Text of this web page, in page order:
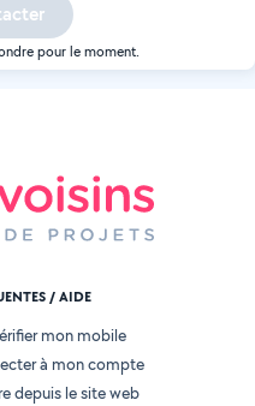
pour le moment.
/ AIDE
mon mobile
à mon compte
depuis le site web